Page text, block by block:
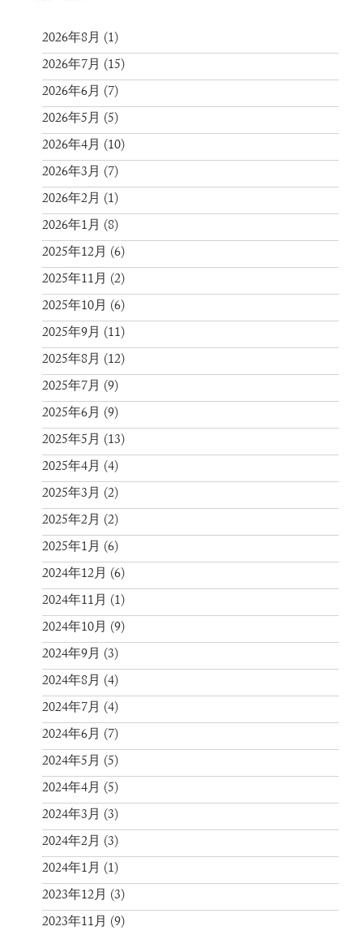
2026年8月 (1)
2026年7月 (15)
2026年6月 (7)
2026年5月 (5)
2026年4月 (10)
2026年3月 (7)
2026年2月 (1)
2026年1月 (8)
2025年12月 (6)
2025年11月 (2)
2025年10月 (6)
2025年9月 (11)
2025年8月 (12)
2025年7月 (9)
2025年6月 (9)
2025年5月 (13)
2025年4月 (4)
2025年3月 (2)
2025年2月 (2)
2025年1月 (6)
2024年12月 (6)
2024年11月 (1)
2024年10月 (9)
2024年9月 (3)
2024年8月 (4)
2024年7月 (4)
2024年6月 (7)
2024年5月 (5)
2024年4月 (5)
2024年3月 (3)
2024年2月 (3)
2024年1月 (1)
2023年12月 (3)
2023年11月 (9)